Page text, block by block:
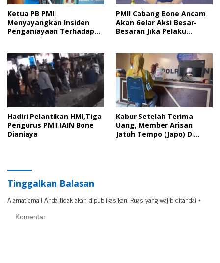
Ketua PB PMII
Menyayangkan Insiden
Penganiayaan Terhadap
PMII Cabang Bone Ancam
Akan Gelar Aksi Besar-
Besaran Jika Pelaku
Hadiri Pelantikan HMI,Tiga
Pengurus PMII IAIN Bone
Dianiaya
Kabur Setelah Terima
Uang, Member Arisan
Jatuh Tempo (Japo) Di
Tinggalkan Balasan
Alamat email Anda tidak akan dipublikasikan. Ruas yang wajib ditandai *